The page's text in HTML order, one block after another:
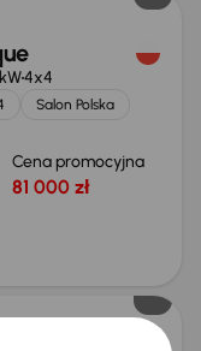
4x4
Salon Polska
Cena promocyjna
81 000 zł